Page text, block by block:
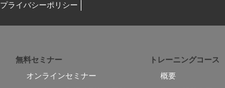
プライバシーポリシー
無料セミナー
オンラインセミナー
トレーニングコース
概要